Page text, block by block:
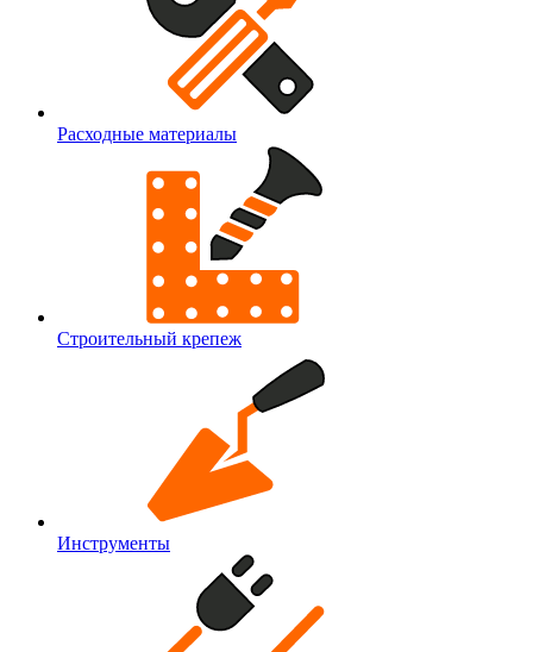
Расходные материалы
Строительный крепеж
Инструменты